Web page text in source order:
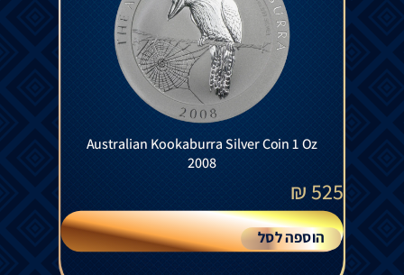
Australian Kookaburra Silver Coin 1 Oz
2008
525
₪
הוספה לסל